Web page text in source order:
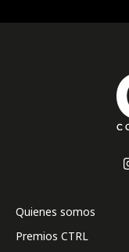
Quienes somos
Premios CTRL